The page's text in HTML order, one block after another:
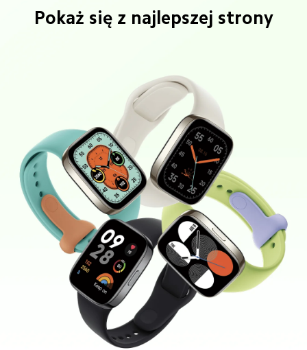
Pokaż się z najlepszej strony